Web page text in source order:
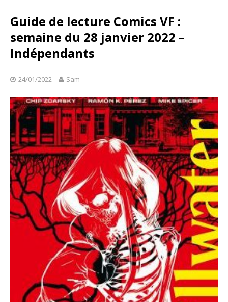
Guide de lecture Comics VF :
semaine du 28 janvier 2022 –
Indépendants
24/01/2022 Sam